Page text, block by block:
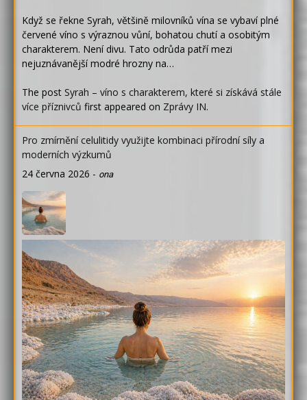
Když se řekne Syrah, většině milovníků vína se vybaví plné
červené víno s výraznou vůní, bohatou chutí a osobitým
charakterem. Není divu. Tato odrůda patří mezi
nejuznávanější modré hrozny na…
The post Syrah – víno s charakterem, které si získává stále
více příznivců first appeared on Zprávy IN.
Pro zmírnění celulitidy využijte kombinaci přírodní síly a
moderních výzkumů
24 června 2026 - ona